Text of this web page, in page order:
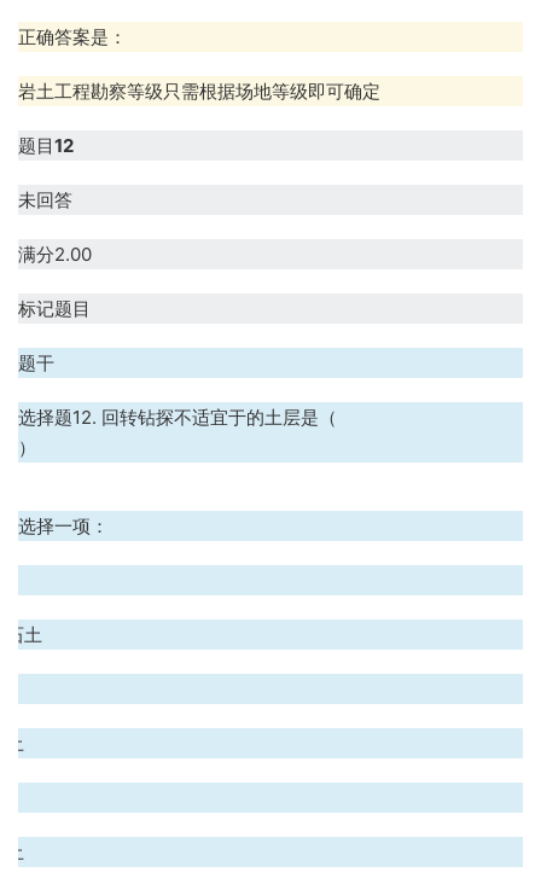
正确答案是：
岩土工程勘察等级只需根据场地等级即可确定
题目12
未回答
满分2.00
标记题目
题干
选择题12. 回转钻探不适宜于的土层是（
）
选择一项：
石土
土
土